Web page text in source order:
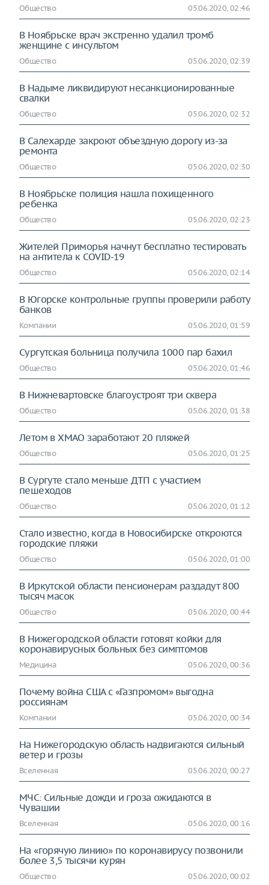
Общество 05.06.2020, 02:46
В Ноябрьске врач экстренно удалил тромб
женщине с инсультом
Общество 05.06.2020, 02:39
В Надыме ликвидируют несанкционированные
свалки
Общество 05.06.2020, 02:32
В Салехарде закроют объездную дорогу из-за
ремонта
Общество 05.06.2020, 02:30
В Ноябрьске полиция нашла похищенного
ребенка
Общество 05.06.2020, 02:23
Жителей Приморья начнут бесплатно тестировать
на антитела к COVID-19
Общество 05.06.2020, 02:14
В Югорске контрольные группы проверили работу
банков
Компании 05.06.2020, 01:59
Сургутская больница получила 1000 пар бахил
Общество 05.06.2020, 01:46
В Нижневартовске благоустроят три сквера
Общество 05.06.2020, 01:38
Летом в ХМАО заработают 20 пляжей
Общество 05.06.2020, 01:25
В Сургуте стало меньше ДТП с участием
пешеходов
Общество 05.06.2020, 01:12
Стало известно, когда в Новосибирске откроются
городские пляжи
Общество 05.06.2020, 01:00
В Иркутской области пенсионерам раздадут 800
тысяч масок
Общество 05.06.2020, 00:44
В Нижегородской области готовят койки для
коронавирусных больных без симптомов
Медицина 05.06.2020, 00:36
Почему война США с «Газпромом» выгодна
россиянам
Компании 05.06.2020, 00:34
На Нижегородскую область надвигаются сильный
ветер и грозы
Вселенная 05.06.2020, 00:27
МЧС: Сильные дожди и гроза ожидаются в
Чувашии
Вселенная 05.06.2020, 00:16
На «горячую линию» по коронавирусу позвонили
более 3,5 тысячи курян
Общество 05.06.2020, 00:02